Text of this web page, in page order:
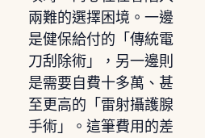
兩難的選擇困境。一邊
是健保給付的「傳統電
刀刮除術」，另一邊則
是需要自費十多萬、甚
至更高的「雷射攝護腺
手術」。這筆費用的差